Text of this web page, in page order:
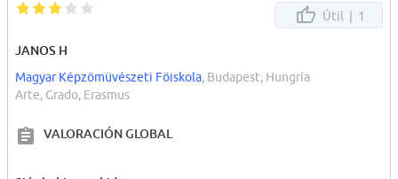
Útil | 1
JANOS H
Magyar Képzömüvészeti Föiskola, Budapest, Hungría
Arte, Grado, Erasmus
VALORACIÓN GLOBAL